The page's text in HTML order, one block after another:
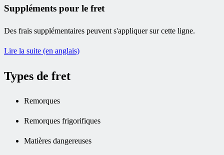
Suppléments pour le fret
Des frais supplémentaires peuvent s'appliquer sur cette ligne.
Lire la suite (en anglais)
Types de fret
Remorques
Remorques frigorifiques
Matières dangereuses